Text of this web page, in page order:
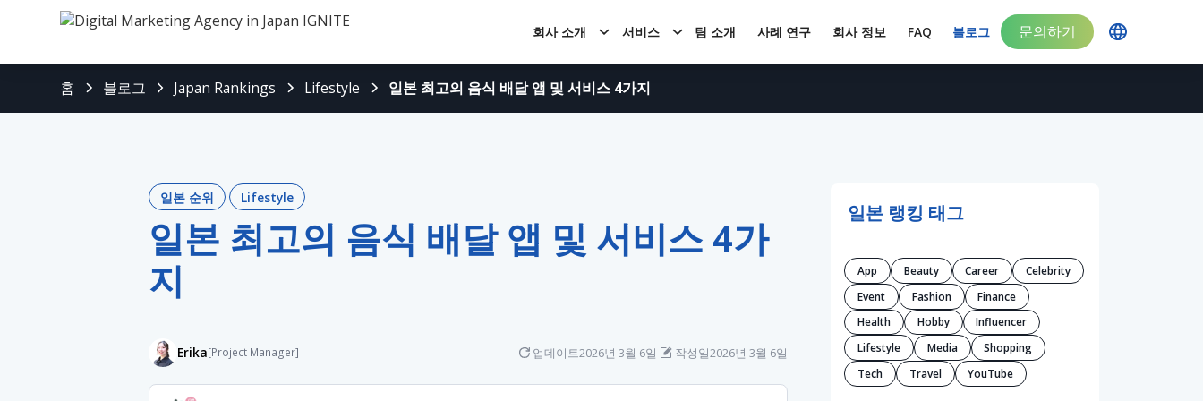
회사 소개 서비스 팀 소개 사례 연구 회사 정보 FAQ 블로그 문의하기
홈 블로그 Japan Rankings Lifestyle 일본 최고의 음식 배달 앱 및 서비스 4가지
일본 순위 Lifestyle
일본 최고의 음식 배달 앱 및 서비스 4가
지
Erika[Project Manager] 업데이트2026년 3월 6일 작성일2026년 3월 6일
일본 랭킹 태그
App Beauty Career
Celebrity
Event
Fashion
Finance
Health
Hobby
Influencer
Lifestyle
Media
Shopping
Tech
Travel YouTube